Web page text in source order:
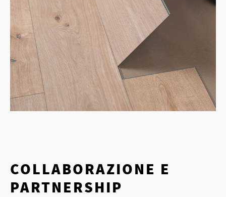
COLLABORAZIONE E
PARTNERSHIP